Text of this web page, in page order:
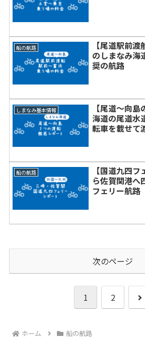
船の航路
【尾道駅前
のしまなみ海
奨の航路
しまなみ基本情報
【尾道～向
海道の尾道水
転車を載せて
船の航路
【国道九四
ら佐賀関港へ
フェリー航路
次のページ
1 2
次
ホーム 船の航路